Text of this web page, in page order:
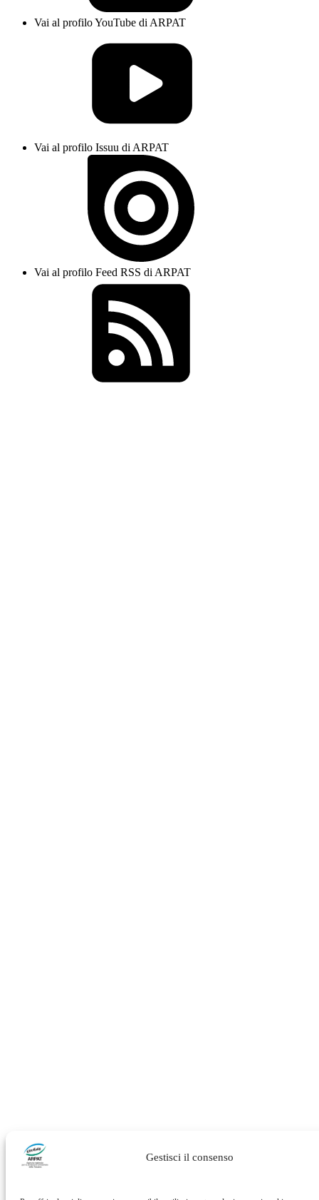
Gestisci il consenso
Vai al profilo YouTube di ARPAT
Vai al profilo Issuu di ARPAT
Vai al profilo Feed RSS di ARPAT